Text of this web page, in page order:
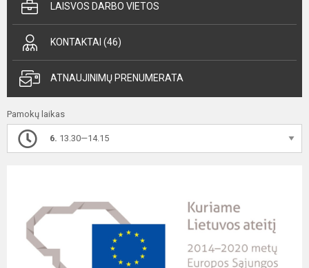
LAISVOS DARBO VIETOS
KONTAKTAI (46)
ATNAUJINIMŲ PRENUMERATA
Pamokų laikas
6. 13.30—14.15